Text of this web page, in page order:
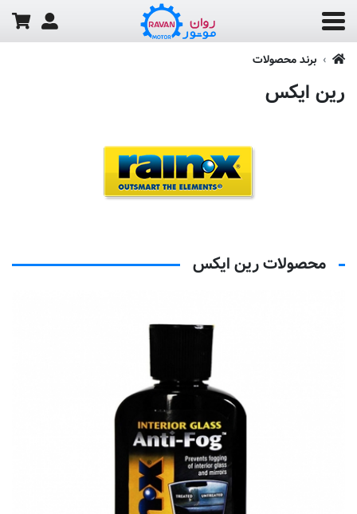
برند محصولات
رین ایکس
محصولات رین ایکس